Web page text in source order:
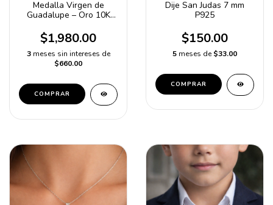
Medalla Virgen de
Guadalupe – Oro 10K
Blancas, 1 cm de
Diámetro
$1,980.00
3 meses sin intereses de
$660.00
COMPRAR
Dije San Judas 7 mm
P925
$150.00
5 meses de$33.00
COMPRAR